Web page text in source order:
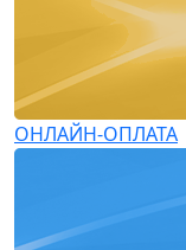
ОНЛАЙН-ОПЛАТА